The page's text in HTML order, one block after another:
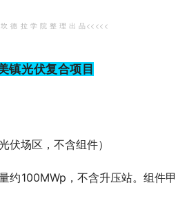
德 拉 学 院 整 理 出 品<<<<<
镇光伏复合项目
伏场区，不含组件）
约100MWp，不含升压站。组件甲